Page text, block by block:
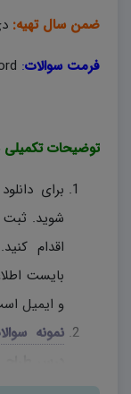
ضمن سال تهیه:
فرمت سوالات:
توضیحات تکمیلی
برای دانلود
شوید. ثبت
اقدام
بایست
و ایمیل
نمونه